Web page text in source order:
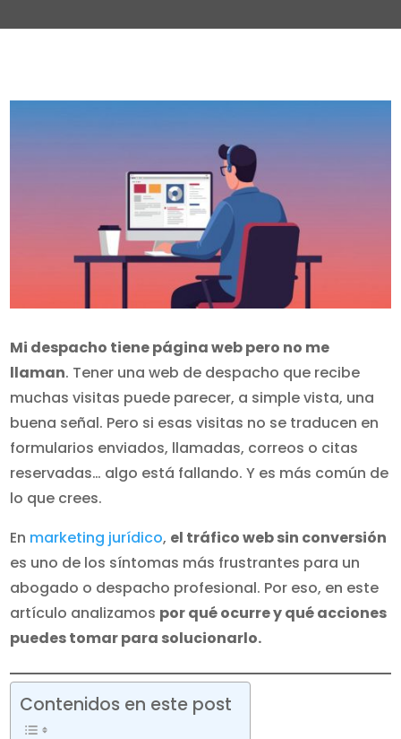
Mi despacho tiene página web pero no me
llaman. Tener una web de despacho que recibe
muchas visitas puede parecer, a simple vista, una
buena señal. Pero si esas visitas no se traducen en
formularios enviados, llamadas, correos o citas
reservadas… algo está fallando. Y es más común de
lo que crees.
En marketing jurídico, el tráfico web sin conversión
es uno de los síntomas más frustrantes para un
abogado o despacho profesional. Por eso, en este
artículo analizamos por qué ocurre y qué acciones
puedes tomar para solucionarlo.
Contenidos en este post